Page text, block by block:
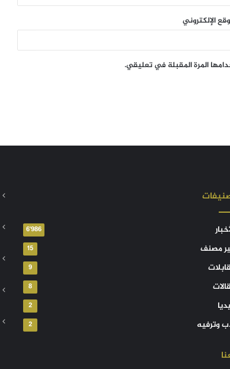
الإلكتروني
المرة المقبلة في تعليقي.
6٬986
مصنف 15
9
8
2
وترفيه 2